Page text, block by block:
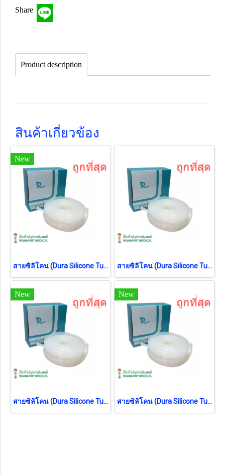
Share
Product description
สินค้าเกี่ยวข้อง
New
สายซิลิโคน (Dura Silicone Tube) ขนาด 7x10 มม. (ยกกล่อง 15 เมตร) สายซิลิโคน (Dura Silicone Tube) ขนาด 4x7 มม. (ยกกล่อง 15 เมตร)
New
สายซิลิโคน (Dura Silicone Tube) ขนาด 5x9 มม. (ยกกล่อง 15 เมตร)
New
สายซิลิโคน (Dura Silicone Tube) ขนาด 5x8 มม. (ยกกล่อง 15 เมตร)